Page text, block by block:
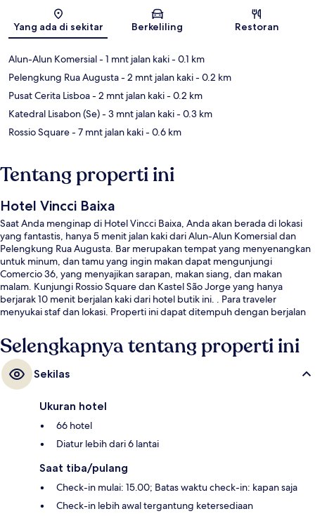
Peta
Yang ada di sekitar Berkeliling Restoran
Alun-Alun Komersial- 1 mnt jalan kaki- 0.1 km
Pelengkung Rua Augusta- 2 mnt jalan kaki- 0.2 km
Pusat Cerita Lisboa- 2 mnt jalan kaki- 0.2 km
Katedral Lisabon (Se)- 3 mnt jalan kaki- 0.3 km
Rossio Square- 7 mnt jalan kaki- 0.6 km
Tentang properti ini
Hotel Vincci Baixa
Saat Anda menginap di Hotel Vincci Baixa, Anda akan berada di lokasi
yang fantastis, hanya 5 menit jalan kaki dari Alun-Alun Komersial dan
Pelengkung Rua Augusta. Bar merupakan tempat yang menyenangkan
untuk minum, dan tamu yang ingin makan dapat mengunjungi
Comercio 36, yang menyajikan sarapan, makan siang, dan makan
malam. Kunjungi Rossio Square dan Kastel São Jorge yang hanya
berjarak 10 menit berjalan kaki dari hotel butik ini. . Para traveler
menyukai staf dan lokasi. Properti ini dapat ditempuh dengan berjalan
dan Pemberhentian Rua da Conceição (12E) hanya beberapa langkah.
Selengkapnya tentang properti ini
Sekilas
Ukuran hotel
66 hotel
Diatur lebih dari 6 lantai
Saat tiba/pulang
Check-in mulai: 15.00; Batas waktu check-in: kapan saja
Check-in lebih awal tergantung ketersediaan